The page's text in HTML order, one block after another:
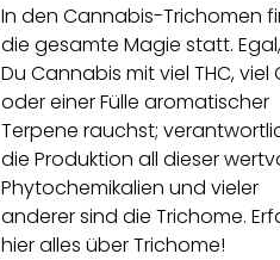
In den Cannabis-Trichomen
die gesamte Magie statt.
Du Cannabis mit viel THC, viel
oder einer Fülle aromatischer
Terpene rauchst;
die Produktion all dieser
Phytochemikalien und vieler
anderer sind die Trichome.
hier alles über Trichome!